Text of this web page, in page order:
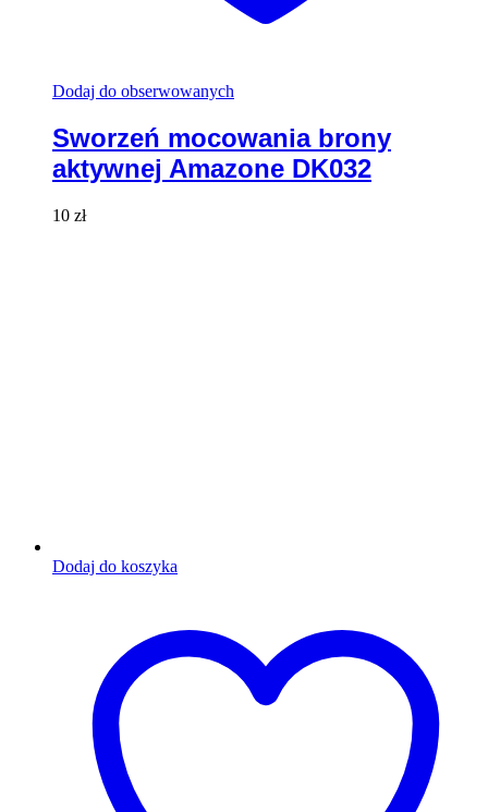
Dodaj do obserwowanych
Sworzeń mocowania brony
aktywnej Amazone DK032
10 zł
Dodaj do koszyka